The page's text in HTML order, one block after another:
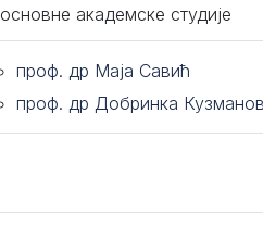
основне академске студије
проф. др Маја Савић
проф. др Добринка